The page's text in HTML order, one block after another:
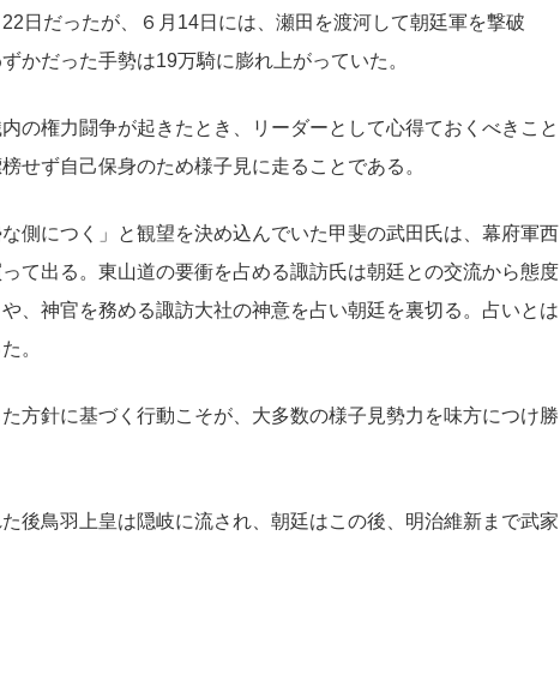
日だったが、６月14日には、瀬田を渡河して朝廷軍を撃破
かだった手勢は19万騎に膨れ上がっていた。
の権力闘争が起きたとき、リーダーとして心得ておくべきこと
せず自己保身のため様子見に走ることである。
側につく」と観望を決め込んでいた甲斐の武田氏は、幕府軍西
て出る。東山道の要衝を占める諏訪氏は朝廷との交流から態度
、神官を務める諏訪大社の神意を占い朝廷を裏切る。占いとは
。
方針に基づく行動こそが、大多数の様子見勢力を味方につけ勝
後鳥羽上皇は隠岐に流され、朝廷はこの後、明治維新まで武家